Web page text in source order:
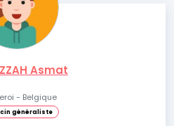
Asmat
- Belgique
généraliste